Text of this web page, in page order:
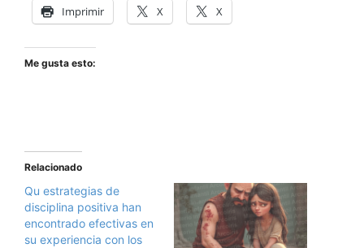
Imprimir X X
Me gusta esto:
Relacionado
Qu estrategias de
disciplina positiva han
encontrado efectivas en
su experiencia con los